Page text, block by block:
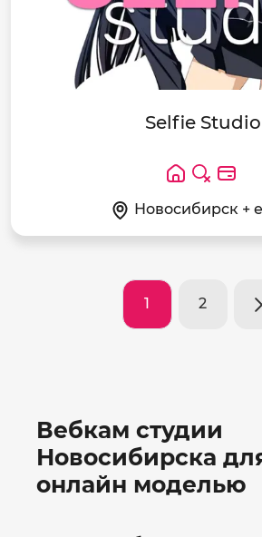
Selfie Studio
Новосибирск +
1 2
Вебкам студии
Новосибирска
онлайн моделью